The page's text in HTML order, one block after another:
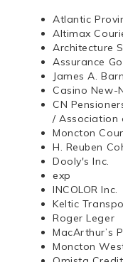
Atlantic
Altimax
Architecture
Assurance
James A.
Casino New-
CN
/ Association
Moncton
H. Reuben
Dooly's Inc.
exp
INCOLOR Inc.
Keltic
Roger Leger
MacArthur’s
Moncton